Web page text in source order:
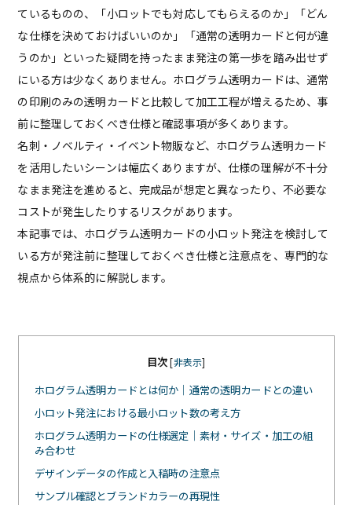
ているものの、「小ロットでも対応してもらえるのか」「どん
な仕様を決めておけばいいのか」「通常の透明カードと何が違
うのか」といった疑問を持ったまま発注の第一歩を踏み出せず
にいる方は少なくありません。ホログラム透明カードは、通常
の印刷のみの透明カードと比較して加工工程が増えるため、事
前に整理しておくべき仕様と確認事項が多くあります。
名刺・ノベルティ・イベント物販など、ホログラム透明カード
を活用したいシーンは幅広くありますが、仕様の理解が不十分
なまま発注を進めると、完成品が想定と異なったり、不必要な
コストが発生したりするリスクがあります。
本記事では、ホログラム透明カードの小ロット発注を検討して
いる方が発注前に整理しておくべき仕様と注意点を、専門的な
視点から体系的に解説します。
目次[非表示]
ホログラム透明カードとは何か｜通常の透明カードとの違い
小ロット発注における最小ロット数の考え方
ホログラム透明カードの仕様選定｜素材・サイズ・加工の組
み合わせ
デザインデータの作成と入稿時の注意点
サンプル確認とブランドカラーの再現性